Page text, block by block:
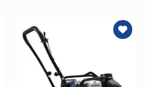
Lista de
deseos